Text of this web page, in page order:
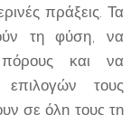
πράξεις. Τα
τη φύση, να
πόρους και να
τους
σε όλη τους τη